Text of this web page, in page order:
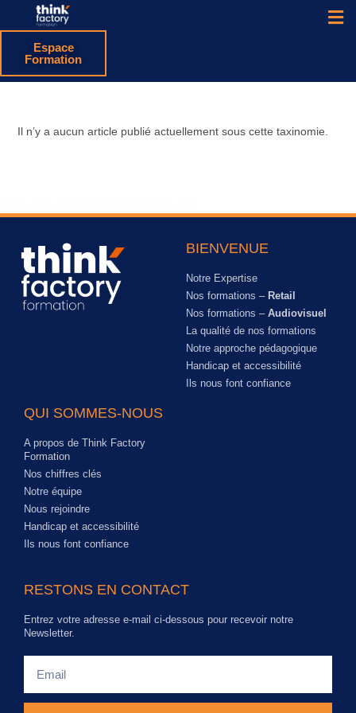
Espace
Formation
Il n’y a aucun article publié actuellement sous cette taxinomie.
BIENVENUE
Notre Expertise
Nos formations – Retail
Nos formations – Audiovisuel
La qualité de nos formations
Notre approche pédagogique
Handicap et accessibilité
Ils nous font confiance
QUI SOMMES-NOUS
A propos de Think Factory
Formation
Nos chiffres clés
Notre équipe
Nous rejoindre
Handicap et accessibilité
Ils nous font confiance
RESTONS EN CONTACT
Entrez votre adresse e-mail ci-dessous pour recevoir notre
Newsletter.